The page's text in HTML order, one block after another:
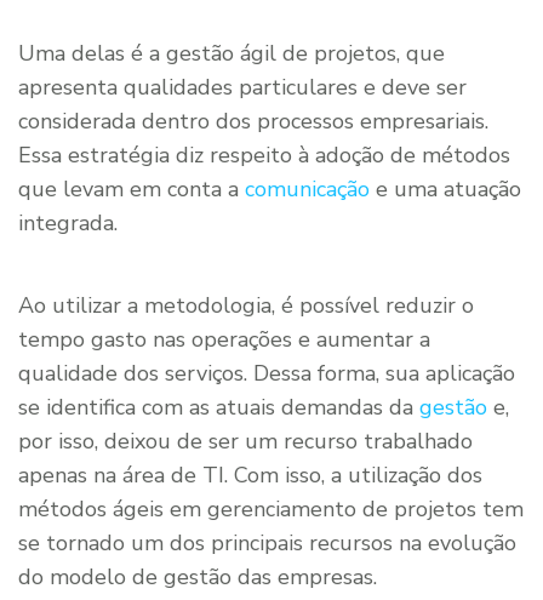
Uma delas é a gestão ágil de projetos, que
apresenta qualidades particulares e deve ser
considerada dentro dos processos empresariais.
Essa estratégia diz respeito à adoção de métodos
que levam em conta a comunicação e uma atuação
integrada.
Ao utilizar a metodologia, é possível reduzir o
tempo gasto nas operações e aumentar a
qualidade dos serviços. Dessa forma, sua aplicação
se identifica com as atuais demandas da gestão e,
por isso, deixou de ser um recurso trabalhado
apenas na área de TI. Com isso, a utilização dos
métodos ágeis em gerenciamento de projetos tem
se tornado um dos principais recursos na evolução
do modelo de gestão das empresas.